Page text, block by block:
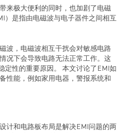
来极大便利的同时，也加剧了电磁
）是指由电磁波与电子器件之间相互
波，电磁波相互干扰会对敏感电路
况下会导致电路无法正常工作。这
定性的重要原因。 本文讨论了EMI如
性能，例如家用电器，警报系统和
计和电路板布局是解决EMI问题的两